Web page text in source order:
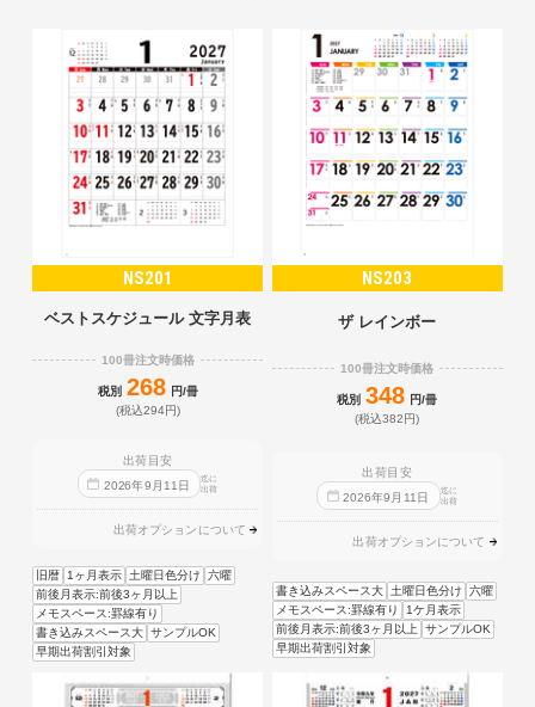
NS201
ベストスケジュール 文字月表
100冊注文時価格
税別 268 円/冊
(税込294円)
出荷目安
2026年9 月 11 日
迄に
出荷
出荷オプションについて
旧暦 1ヶ月表示 土曜日色分け
六曜
前後月表示:前後3ヶ月以上
メモスペース:罫線有り
書き込みスペース大 サンプルOK
早期出荷割引対象
NS203
ザ レインボー
100冊注文時価格
税別 348 円/冊
(税込382円)
出荷目安
2026年9 月 11 日
迄に
出荷
出荷オプションについて
書き込みスペース大 土曜日色分け
六曜
メモスペース:罫線有り
1ケ月表示
前後月表示:前後3ヶ月以上
サンプルOK
早期出荷割引対象